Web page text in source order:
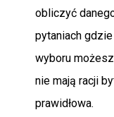
obliczyć
pytaniach
wyboru
nie mają racji
prawidłowa.